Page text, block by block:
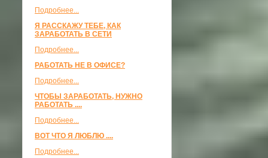
Подробнее...
Я РАССКАЖУ ТЕБЕ, КАК
ЗАРАБОТАТЬ В СЕТИ
Подробнее...
РАБОТАТЬ НЕ В ОФИСЕ?
Подробнее...
ЧТОБЫ ЗАРАБОТАТЬ, НУЖНО
РАБОТАТЬ ....
Подробнее...
ВОТ ЧТО Я ЛЮБЛЮ ....
Подробнее...